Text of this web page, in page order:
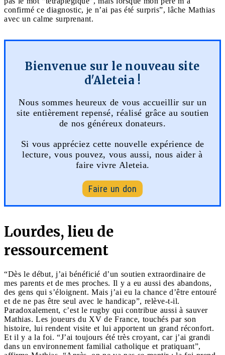
confirmé ce diagnostic, je n’ai pas été surpris”, lâche Mathias
avec un calme surprenant.
Bienvenue sur le nouveau site
d'Aleteia !
Nous sommes heureux de vous accueillir sur un
site entièrement repensé, réalisé grâce au soutien
de nos généreux donateurs.
Si vous appréciez cette nouvelle expérience de
lecture, vous pouvez, vous aussi, nous aider à
faire vivre Aleteia.
Faire un don
Lourdes, lieu de
ressourcement
“Dès le début, j’ai bénéficié d’un soutien extraordinaire de
mes parents et de mes proches. Il y a eu aussi des abandons,
des gens qui s’éloignent. Mais j’ai eu la chance d’être entouré
et de ne pas être seul avec le handicap”, relève-t-il.
Paradoxalement, c’est le rugby qui contribue aussi à sauver
Mathias. Les joueurs du XV de France, touchés par son
histoire, lui rendent visite et lui apportent un grand réconfort.
Et il y a la foi. “J’ai toujours été très croyant, car j’ai grandi
dans un environnement familial catholique et pratiquant”,